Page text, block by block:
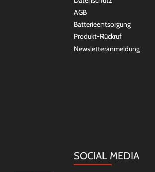
AGB
Batterieentsorgung
Produkt-Rückruf
Newsletteranmeldung
SOCIAL MEDIA